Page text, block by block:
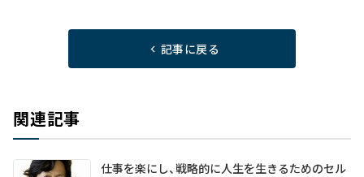
記事に戻る
関連記事
仕事を楽にし、戦略的に人生を生きるためのセル